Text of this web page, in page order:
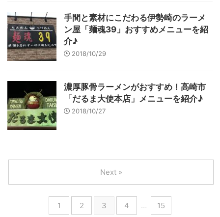
手間と素材にこだわる伊勢崎のラーメ
ン屋「麺魂39」おすすめメニューを紹
介♪
2018/10/29
濃厚豚骨ラーメンがおすすめ！高崎市
「だるま大使本店」メニューを紹介♪
2018/10/27
1 2 3 4 … 15
Next »